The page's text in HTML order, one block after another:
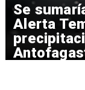
Se
Alerta